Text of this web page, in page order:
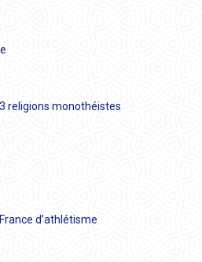
religions monothéistes
d’athlétisme